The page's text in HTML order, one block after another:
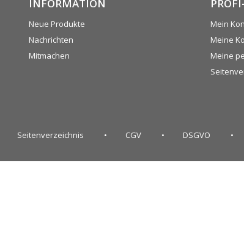
INFORMATION
Neue Produkte
Nachrichten
Mitmachen
Mein
Meine
Meine
Seitenverzeichnis CGV DSGVO